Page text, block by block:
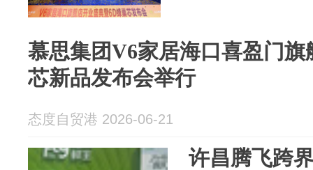
慕思集团V6家居海口喜盈门旗
芯新品发布会举行
态度自贸港 2026-06-21
许昌腾飞跨